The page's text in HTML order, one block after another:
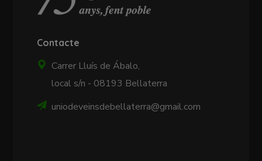
Contacte
Carrer Lluís de Ábalo,
local s/n - 08193 Bellaterra
uniodeveinsdebellaterra@gmail.com